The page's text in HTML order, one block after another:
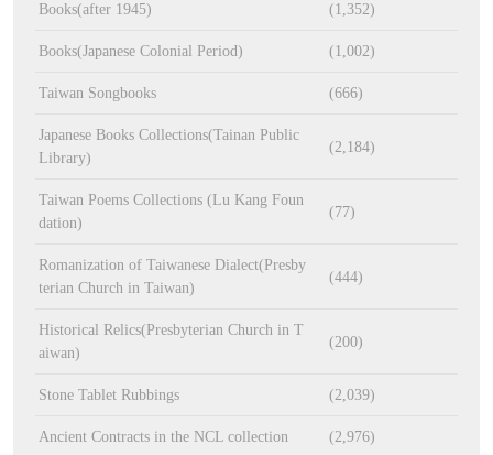
Books(after 1945) (1,352)
Books(Japanese Colonial Period) (1,002)
Taiwan Songbooks (666)
Japanese Books Collections(Tainan Public
Library)
(2,184)
Taiwan Poems Collections (Lu Kang Foun
dation)
(77)
Romanization of Taiwanese Dialect(Presby
terian Church in Taiwan)
(444)
Historical Relics(Presbyterian Church in T
aiwan)
(200)
Stone Tablet Rubbings (2,039)
Ancient Contracts in the NCL collection (2,976)